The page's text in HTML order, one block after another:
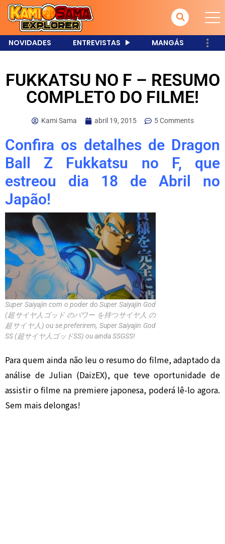
NOVIDADES ENTREVISTAS MANGÁS
FUKKATSU NO F – RESUMO
COMPLETO DO FILME!
Kami Sama abril 19, 2015 5 Comments
Confira os detalhes de Dragon
Ball Z Fukkatsu no F, que
estreou dia 18 de Abril no
Japão!
Super Saiyajin com o poder do Super Saiyajin God
(超サイヤ人ゴッド のパワー を持つサイヤ人 の
超サイヤ人) ou se preferirem, Super Saiyajin God
SS (超サイヤ人ゴッドSS) ou ainda SSGSS!
Para quem ainda não leu o resumo do filme, adaptado da
análise de Julian (DaizEX), que teve oportunidade de
assistir o filme na premiere japonesa, poderá lê-lo agora.
Sem mais delongas!